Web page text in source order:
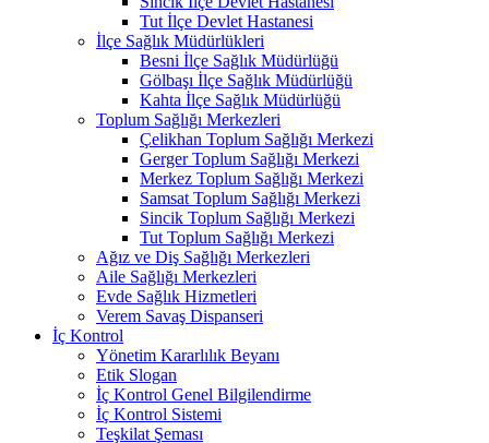
Tut İlçe Devlet Hastanesi
İlçe Sağlık Müdürlükleri
Besni İlçe Sağlık Müdürlüğü
Gölbaşı İlçe Sağlık Müdürlüğü
Kahta İlçe Sağlık Müdürlüğü
Toplum Sağlığı Merkezleri
Çelikhan Toplum Sağlığı Merkezi
Gerger Toplum Sağlığı Merkezi
Merkez Toplum Sağlığı Merkezi
Samsat Toplum Sağlığı Merkezi
Sincik Toplum Sağlığı Merkezi
Tut Toplum Sağlığı Merkezi
Ağız ve Diş Sağlığı Merkezleri
Aile Sağlığı Merkezleri
Evde Sağlık Hizmetleri
Verem Savaş Dispanseri
İç Kontrol
Yönetim Kararlılık Beyanı
Etik Slogan
İç Kontrol Genel Bilgilendirme
İç Kontrol Sistemi
Teşkilat Şeması